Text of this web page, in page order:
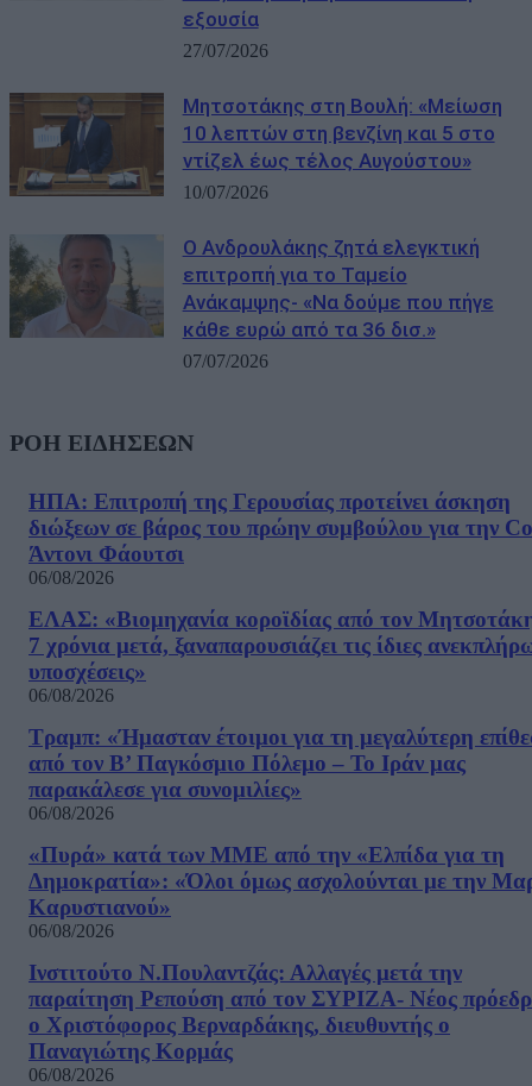
εξουσία
27/07/2026
Μητσοτάκης στη Βουλή: «Μείωση
10 λεπτών στη βενζίνη και 5 στο
ντίζελ έως τέλος Αυγούστου»
10/07/2026
Ο Ανδρουλάκης ζητά ελεγκτική
επιτροπή για το Ταμείο
Ανάκαμψης- «Να δούμε που πήγε
κάθε ευρώ από τα 36 δισ.»
07/07/2026
ΡΟΗ ΕΙΔΗΣΕΩΝ
ΗΠΑ: Επιτροπή της Γερουσίας προτείνει άσκηση
διώξεων σε βάρος του πρώην συμβούλου για την
Άντονι Φάουτσι
06/08/2026
ΕΛΑΣ: «Βιομηχανία κοροϊδίας από τον
7 χρόνια μετά, ξαναπαρουσιάζει τις ίδιες
υποσχέσεις»
06/08/2026
Τραμπ: «Ήμασταν έτοιμοι για τη μεγαλύτερη
από τον Β’ Παγκόσμιο Πόλεμο – Το Ιράν μας
παρακάλεσε για συνομιλίες»
06/08/2026
«Πυρά» κατά των ΜΜΕ από την «Ελπίδα για τη
Δημοκρατία»: «Όλοι όμως ασχολούνται με την
Καρυστιανού»
06/08/2026
Ινστιτούτο Ν.Πουλαντζάς: Αλλαγές μετά την
παραίτηση Ρεπούση από τον ΣΥΡΙΖΑ- Νέος
ο Χριστόφορος Βερναρδάκης, διευθυντής ο
Παναγιώτης Κορμάς
06/08/2026